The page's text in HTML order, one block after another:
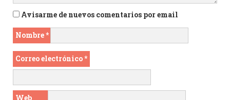
Avisarme de nuevos comentarios por email
Nombre*
Correo electrónico*
Web